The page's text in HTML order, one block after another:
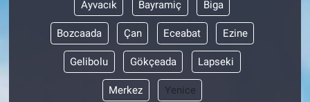
Ayvacık Bayramiç Biga
Bozcaada Çan Eceabat Ezine
Gelibolu Gökçeada Lapseki
Merkez Yenice